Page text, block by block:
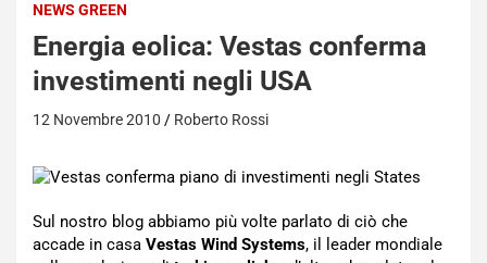
NEWS GREEN
Energia eolica: Vestas conferma
investimenti negli USA
12 Novembre 2010 Roberto Rossi
Sul nostro blog abbiamo più volte parlato di ciò che
accade in casa Vestas Wind Systems, il leader mondiale